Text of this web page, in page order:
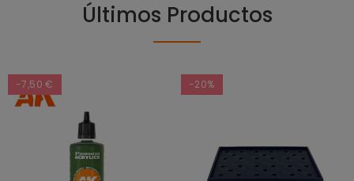
Últimos Productos
-7,50 € -20%